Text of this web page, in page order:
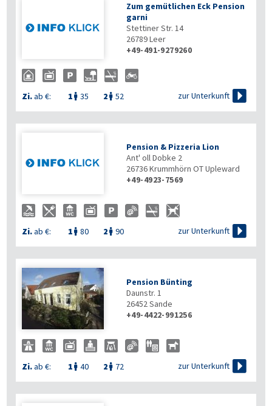
Zum gemütlichen Eck Pension
garni
Stettiner Str. 14
26789Leer
+49-491-9279260
Zi.ab €: 1  35 2  52 zur Unterkunft 
Pension & Pizzeria Lion
Ant' oll Dobke 2
26736Krummhörn OT Upleward
+49-4923-7569
Zi.ab €: 1  80 2  90 zur Unterkunft 
Pension Bünting
Daunstr. 1
26452Sande
+49-4422-991256
Zi.ab €: 1  40 2  72 zur Unterkunft 